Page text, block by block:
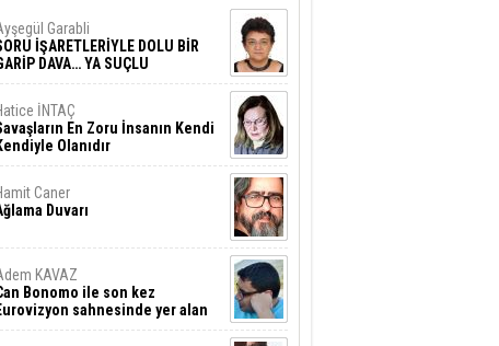
Garabli
İŞARETLERİYLE DOLU BİR
DAVA… YA SUÇLU
İNTAÇ
En Zoru İnsanın Kendi
Olanıdır
Caner
Duvarı
KAVAZ
Bonomo ile son kez
sahnesinde yer alan
10 yıl aradan sonra